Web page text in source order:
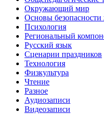
Окружающий мир
Основы безопасности
Психология
Региональный
Русский язык
Сценарии праздников
Технология
Физкультура
Чтение
Разное
Аудиозаписи
Видеозаписи